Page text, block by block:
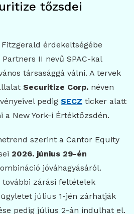
tőzsdei
érdekeltségébe
II nevű SPAC-kal
társasággá válni. A tervek
Securitize Corp. néven
pedig SECZ ticker alatt
a New York-i Értéktőzsdén.
szerint a Cantor Equity
2026. június 29-én
jóváhagyásáról.
további zárási feltételek
július 1-jén zárhatják
pedig július 2-án indulhat el.